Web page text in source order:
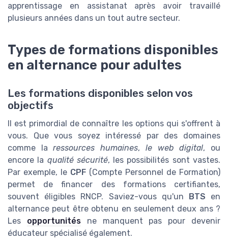
apprentissage en assistanat après avoir travaillé
plusieurs années dans un tout autre secteur.
Types de formations disponibles
en alternance pour adultes
Les formations disponibles selon vos
objectifs
Il est primordial de connaître les options qui s'offrent à
vous. Que vous soyez intéressé par des domaines
comme laressources humaines, le web digital, ou
encore la qualité sécurité, les possibilités sont vastes.
Par exemple, le CPF (Compte Personnel de Formation)
permet de financer des formations certifiantes,
souvent éligibles RNCP. Saviez-vous qu'un
BTS en
alternance peut être obtenu en seulement deux ans ?
Les opportunitésne manquent pas pour devenir
éducateur spécialisé également.